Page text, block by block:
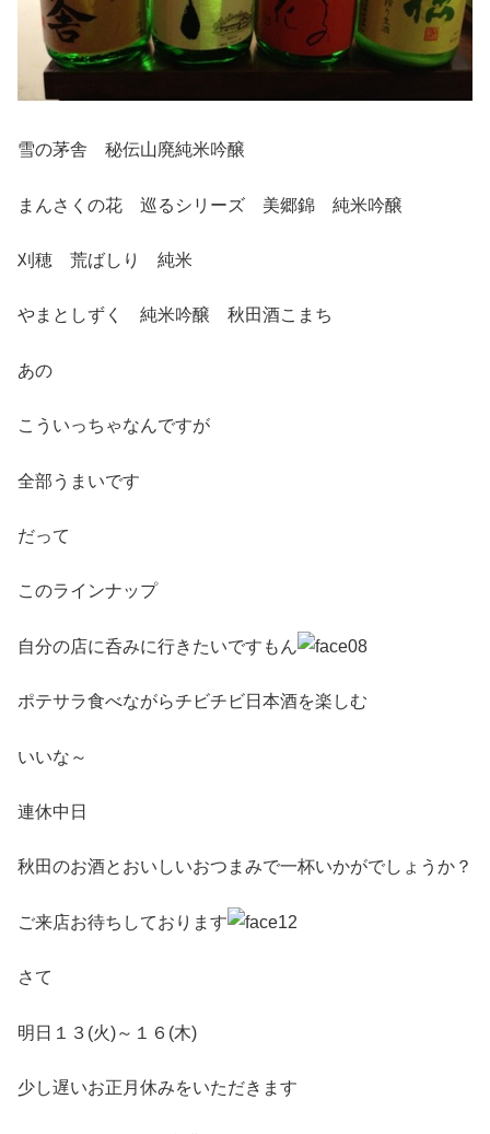
雪の茅舎 秘伝山廃純米吟醸
まんさくの花 巡るシリーズ 美郷錦 純米吟醸
刈穂 荒ばしり 純米
やまとしずく 純米吟醸 秋田酒こまち
あの
こういっちゃなんですが
全部うまいです
だって
このラインナップ
自分の店に呑みに行きたいですもん
ポテサラ食べながらチビチビ日本酒を楽しむ
いいな～
連休中日
秋田のお酒とおいしいおつまみで一杯いかがでしょうか？
ご来店お待ちしております
さて
明日１３(火)～１６(木)
少し遅いお正月休みをいただきます